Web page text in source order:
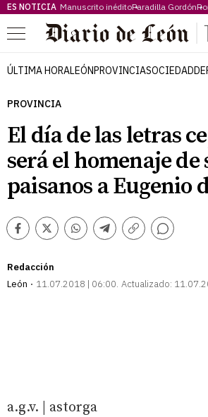
ES NOTICIA Manuscrito inéditoParadilla Gordón
Menú
ÚLTIMA HORALEÓNPROVINCIASOCIEDAD
PROVINCIA
El día de las letras
será el homenaje de
paisanos a Eugenio
Facebook
TwitterWhatsappTelegram
Copiar
Comentarios
Redacción
León
11.07.2018 | 06:00 Actualizado:
a.g.v. | astorga